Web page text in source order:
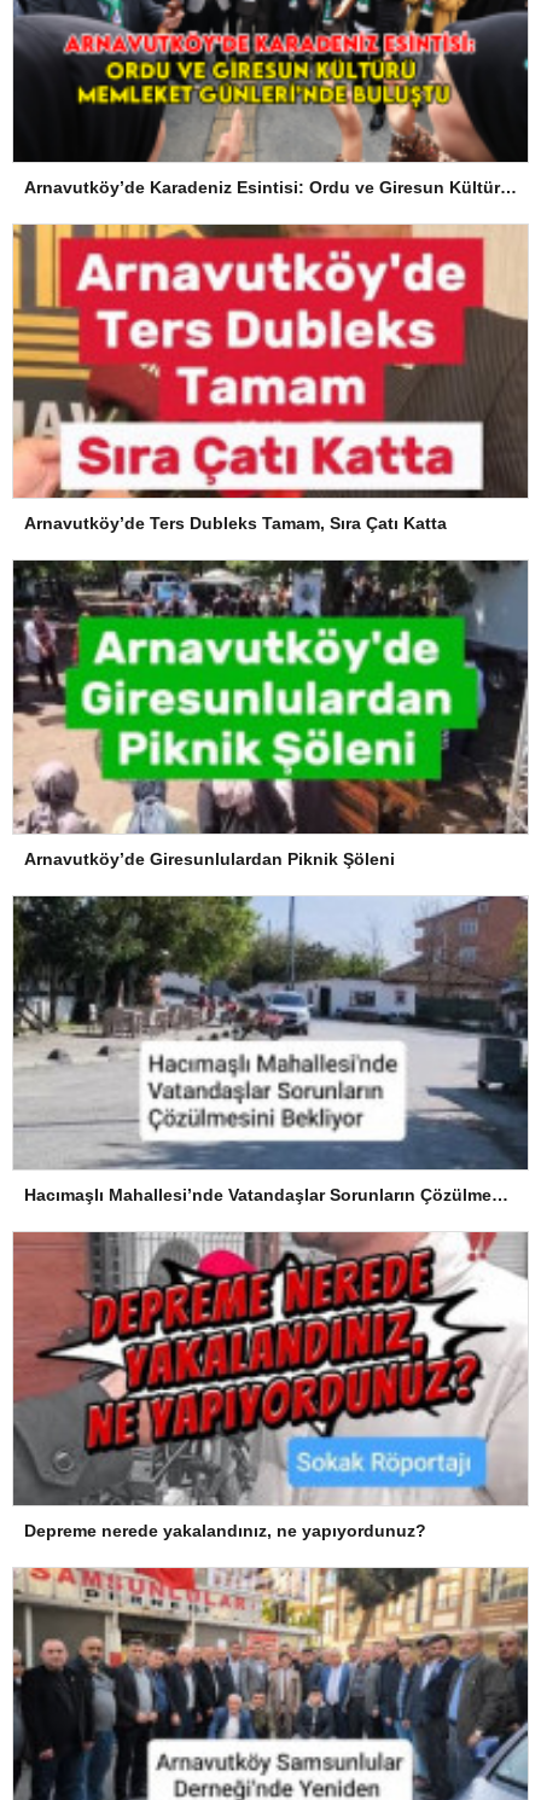
Arnavutköy’de Karadeniz Esintisi: Ordu ve Giresun Kültürü Memleket Günleri’nde Buluştu
Arnavutköy’de Ters Dubleks Tamam, Sıra Çatı Katta
Arnavutköy’de Giresunlulardan Piknik Şöleni
Hacımaşlı Mahallesi’nde Vatandaşlar Sorunların Çözülmesini Bekliyor
Depreme nerede yakalandınız, ne yapıyordunuz?